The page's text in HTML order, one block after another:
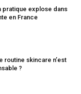
pratique explose dans
en France
routine skincare n’est
?